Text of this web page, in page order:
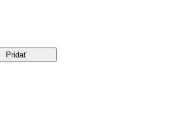
Pridať